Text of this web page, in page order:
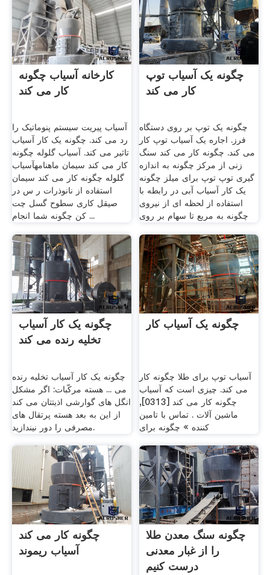
کارخانه آسیاب چگونه
کار می کند
آسیاب پیریت سیستم پنوماتیک را
رد می کند. چگونه یک کار آسیاب
تاثیر می کند. آسیاب گلوله چگونه
کار می کند سیمان ماهنامهآسیاب
گلوله چگونه کار می کند سیمان
استفاده از نانوذرات ر س در
صیقل کاری سطوح گسل چت
کن چگونه شما انجام ...
چگونه یک آسیاب توپ
کار می کند
چگونه یک توپ بر روی دستگاه
فرز. اجاره یک آسیاب توپ کار
می کند. چگونه کار می کند سنگ
زنی از مرکز چگونه به اندازه
گیری توپ توپ برای میلز چگونه
یک کار آسیاب آبی در رابطه با
استفاده از لحظه ای از نیروی
چگونه به مربع تا سهام بر روی
چگونه یک کار آسیاب
تخلیه رنده می کند
چگونه یک کار آسیاب تخلیه رنده
می ... هسته مرکّبات: اگر مشکل
انگل های گوارشی اذیتتان می کند
از این به بعد هسته پرتقال های
مصرفی را دور نیندازید.
چگونه یک آسیاب کار
آسیاب توپ برای طلا چگونه کار
می کند. چیزی است که آسیاب
چگونه کار می کند [0313],
ماشین آلات . تماس با تامین
کننده » چگونه برای
چگونه کار می کند
آسیاب ریموند
چگونه سنگ معدن طلا
را از غبار معدنی
درست کنیم